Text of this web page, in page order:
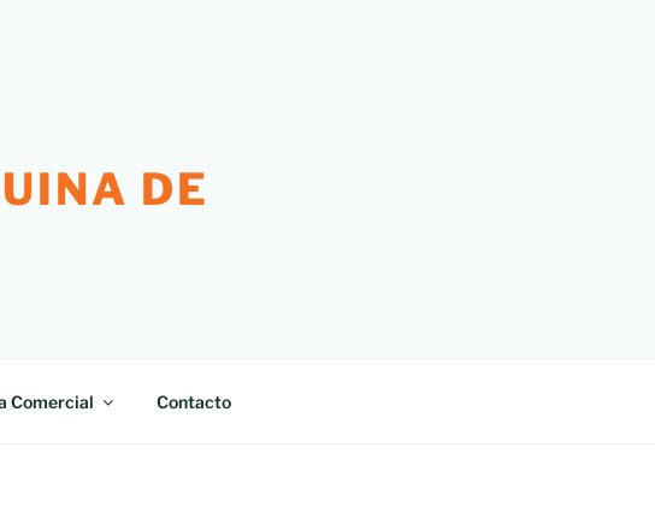
DE
Comercial Contacto